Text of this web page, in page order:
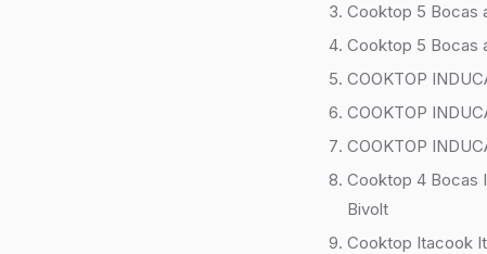
Cooktop 5 Bocas
Cooktop 5 Bocas
COOKTOP
COOKTOP
COOKTOP
Cooktop 4 Bocas
Bivolt
Cooktop Itacook